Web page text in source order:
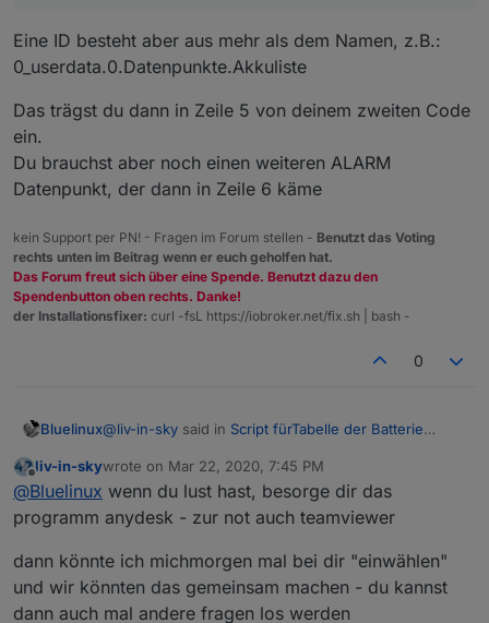
let   braucheMaterialDesignWidget=false;
musst du selbst einen datenpunkt anlegen - in
UND diesen angelegten datenpunkt trägst du
akkualarmmessage brauchen auch je einen
datenpunkte hast du nicht - die sind in meiner
struktur so vorhanden
hier ist etwas mehr beschrieben
let   braucheEinVISWidget=true;
let dpVIS="controll-
let dpAlarmMessage="controll-
let dpMaterialWidget="controll-
let dpMaterialWidgetTable="controll-
Eine ID besteht aber aus mehr als dem Namen, z.B.:
0_userdata.0.Datenpunkte.Akkuliste
Das trägst du dann in Zeile 5 von deinem zweiten Code
ein.
Du brauchst aber noch einen weiteren ALARM
Datenpunkt, der dann in Zeile 6 käme
kein Support per PN! - Fragen im Forum stellen - Benutzt das Voting
rechts unten im Beitrag wenn er euch geholfen hat.
Das Forum freut sich über eine Spende. Benutzt dazu den
Spendenbutton oben rechts. Danke!
der Installationsfixer: curl -fsL https://iobroker.net/fix.sh | bash -
0
Bluelinux@liv-in-sky said in Script fürTabelle der Batterie
@Bluelinux
du kannst 3 verschiedene widgets nutzen - für
variable
let   braucheEinVISWidget=true;
angenommen ich nenne den DP Akkuliste wo trage
leider immer noch nicht so wirklich... sorry aber ich
glaube momentan einfach zu durch
Offline
liv-in-skywrote on Mar 22, 2020, 7:45 PM
last edited by
@Bluelinux wenn du lust hast, besorge dir das
programm anydesk - zur not auch teamviewer
dann könnte ich michmorgen mal bei dir "einwählen"
und wir könnten das gemeinsam machen - du kannst
dann auch mal andere fragen los werden